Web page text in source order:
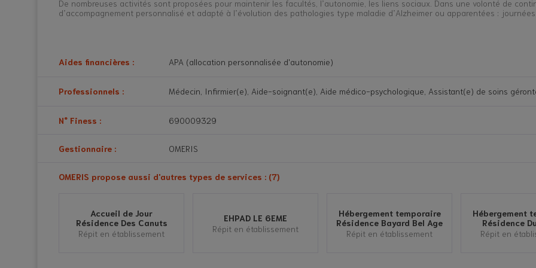
De nombreuses activités sont proposées pour maintenir les facultés, l’autonomie, les liens sociaux. Dans une volonté de
d’accompagnement personnalisé et adapté à l’évolution des pathologies type maladie d’Alzheimer ou apparentées : journées
Aides financières :
APA (allocation personnalisée d'autonomie)
Professionnels :
Médecin, Infirmier(e), Aide-soignant(e), Aide médico-psychologique, Assistant(e) de soins
N° Finess : 690009329
Gestionnaire : OMERIS
OMERIS propose aussi d'autres types de services : (7)
Accueil de Jour
Résidence Des Canuts
Répit en établissement
EHPAD LE 6EME
Répit en établissement
Hébergement temporaire
Résidence Bayard Bel Age
Répit en établissement
Hébergement
Résidence
Répit en